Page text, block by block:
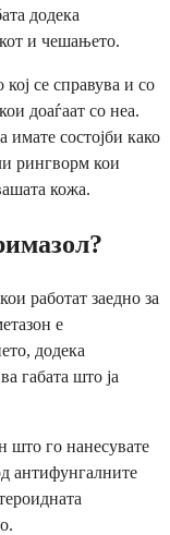
додека
и чешањето.
се справува и со
доаѓаат со неа.
состојби како
рингворм кои
кожа.
работат заедно за
е
додека
габата што ја
што го нанесувате
антифунгалните